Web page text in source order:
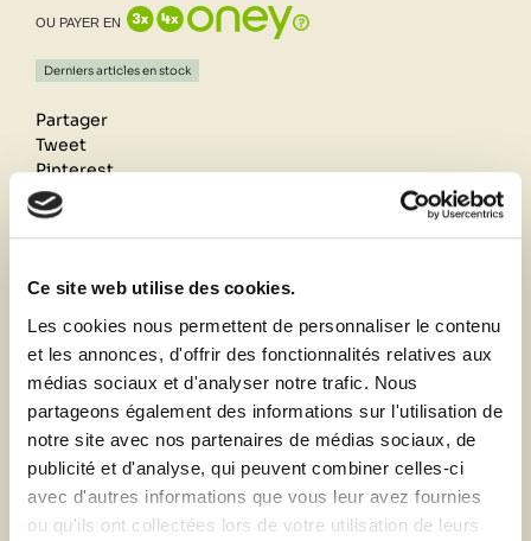
Ce site web utilise des cookies.
Les cookies nous permettent de personnaliser le contenu
et les annonces, d'offrir des fonctionnalités relatives aux
médias sociaux et d'analyser notre trafic. Nous
partageons également des informations sur l'utilisation de
notre site avec nos partenaires de médias sociaux, de
publicité et d'analyse, qui peuvent combiner celles-ci
avec d'autres informations que vous leur avez fournies
ou qu'ils ont collectées lors de votre utilisation de leurs
OU PAYER EN
Derniers articles en stock
Partager
Tweet
Pinterest
Retrait de votre commande dans notre design store
de Lyon-Brignais ou livraison à domicile 1h autour du
Paiement en 3 ou 4 fois sans frais
Description
Fiche technique